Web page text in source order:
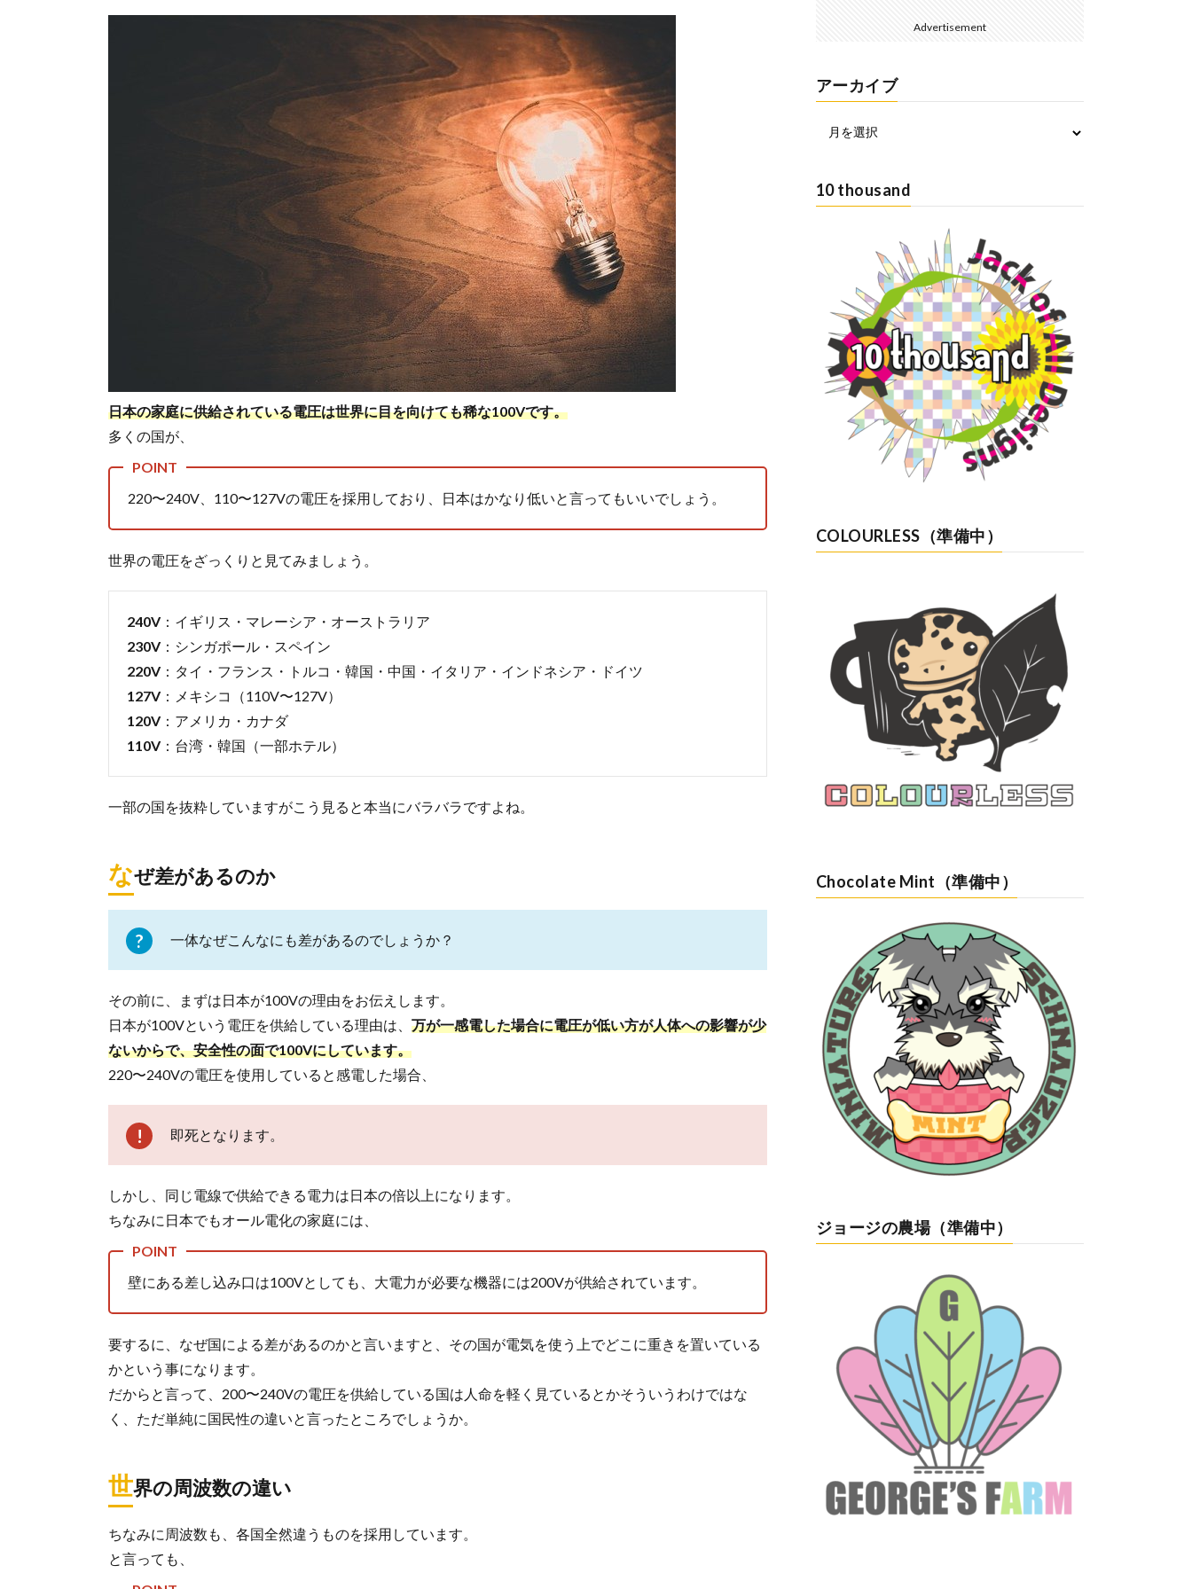
ラ
グ
の
違
い
3.
際
に
旅
行
行
く
前
注
意
し
い
圧
ラ
グ
日本の家庭に供給されている電圧は世界に目を向けても稀な100Vです。
多くの国が、
220〜240V、110〜127Vの電圧を採用しており、日本はかなり低いと言ってもいいでしょう。
世界の電圧をざっくりと見てみましょう。
240V：イギリス・マレーシア・オーストラリア
230V：シンガポール・スペイン
220V：タイ・フランス・トルコ・韓国・中国・イタリア・インドネシア・ドイツ
127V：メキシコ（110V〜127V）
120V：アメリカ・カナダ
110V：台湾・韓国（一部ホテル）
一部の国を抜粋していますがこう見ると本当にバラバラですよね。
なぜ差があるのか
一体なぜこんなにも差があるのでしょうか？
その前に、まずは日本が100Vの理由をお伝えします。
日本が100Vという電圧を供給している理由は、 万が一感電した場合に電圧が低い方が人体への影響が少
ないからで、安全性の面で100Vにしています。
220〜240Vの電圧を使用していると感電した場合、
即死となります。
しかし、同じ電線で供給できる電力は日本の倍以上になります。
ちなみに日本でもオール電化の家庭には、
壁にある差し込み口は100Vとしても、大電力が必要な機器には200Vが供給されています。
要するに、なぜ国による差があるのかと言いますと、その国が電気を使う上でどこに重きを置いている
かという事になります。
だからと言って、200〜240Vの電圧を供給している国は人命を軽く見ているとかそういうわけではな
く、ただ単純に国民性の違いと言ったところでしょうか。
世界の周波数の違い
ちなみに周波数も、各国全然違うものを採用しています。
と言っても、
Advertisement
アーカイブ
10 thousand
COLOURLESS（準備中）
Chocolate Mint（準備中）
ジョージの農場（準備中）